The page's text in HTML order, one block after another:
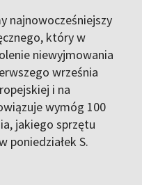
najnowocześniejszy
który w
niewyjmowania
września
i na
wymóg 100
jakiego sprzętu
poniedziałek S.